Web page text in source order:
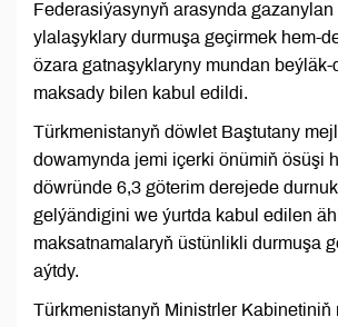
Federasiýasynyň arasynda
ylalaşyklary durmuşa geçirmek hem-
özara gatnaşyklaryny mundan beýläk-
maksady bilen kabul edildi.
Türkmenistanyň döwlet Baştutany
dowamynda jemi içerki önümiň ösüşi
döwründe 6,3 göterim derejede
gelýändigini we ýurtda kabul edilen
maksatnamalaryň üstünlikli durmuşa
aýtdy.
Türkmenistanyň Ministrler Kabinetiniň